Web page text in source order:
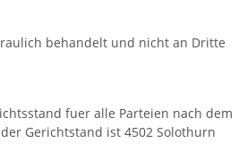
behandelt und nicht an Dritte
fuer alle Parteien nach dem
Gerichtstand ist 4502 Solothurn